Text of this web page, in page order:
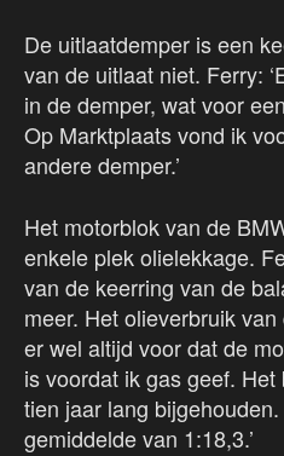
De uitlaatdemper is een
van de uitlaat niet. Ferry:
in de demper, wat voor
Op Marktplaats vond ik
andere demper.’
Het motorblok van de
enkele plek olielekkage.
van de keerring van de
meer. Het olieverbruik
er wel altijd voor dat de
is voordat ik gas geef.
tien jaar lang
gemiddelde van 1:18,3.’